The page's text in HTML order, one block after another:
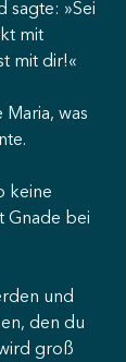
sagte: »Sei
mit
mit dir!«
was
keine
Gnade bei
und
den du
groß